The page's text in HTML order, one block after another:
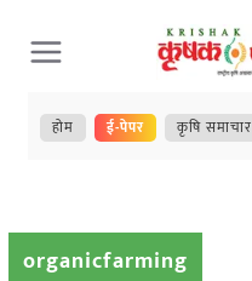
Skip
to
content
होम ई-पेपर कृषि समाचार
organicfarming